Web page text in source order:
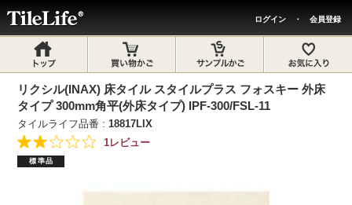
ログイン ・ 会員登録
リクシル(INAX) 床タイル スタイルプラス フォスキー 外床
タイプ 300mm角平(外床タイプ) IPF-300/FSL-11
タイルライフ品番 :18817LIX
1レビュー
標準品